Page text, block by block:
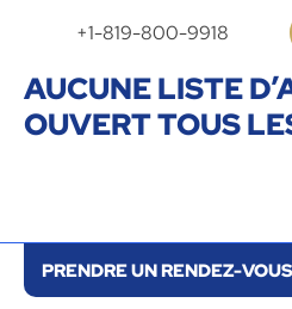
+1-819-800-9918
AUCUNE LISTE
OUVERT TOUS
PRENDRE UN RENDEZ-VOUS